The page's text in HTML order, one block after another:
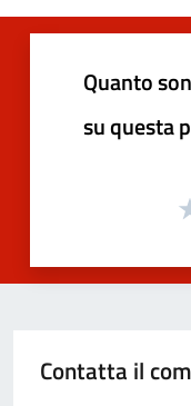
Quanto
su questa
Contatta il